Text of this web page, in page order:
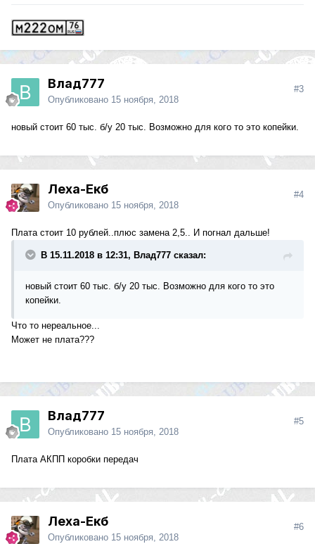
Влад777
Опубликовано 15 ноября, 2018
#3
новый стоит 60 тыс. б/у 20 тыс. Возможно для кого то это копейки.
Леха-Екб
Опубликовано 15 ноября, 2018
#4
Плата стоит 10 рублей..плюс замена 2,5.. И погнал дальше!
В 15.11.2018 в 12:31, Влад777 сказал:
новый стоит 60 тыс. б/у 20 тыс. Возможно для кого то это
копейки.
Что то нереальное...
Может не плата???
Влад777
Опубликовано 15 ноября, 2018
#5
Плата АКПП коробки передач
Леха-Екб
Опубликовано 15 ноября, 2018
#6